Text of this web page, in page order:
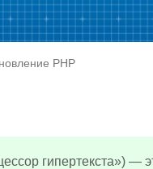
PHP
гипертекста») —